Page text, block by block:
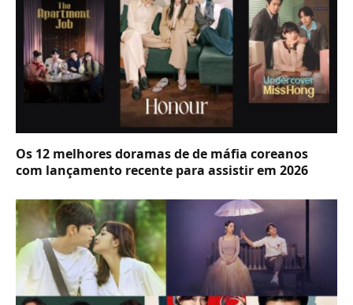
Os 12 melhores doramas de de máfia coreanos
com lançamento recente para assistir em 2026